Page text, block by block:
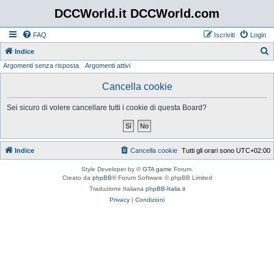
DCCWorld.it DCCWorld.com
FAQ Login
Iscriviti
Indice
Argomenti senza risposta Argomenti attivi
Cancella cookie
Sei sicuro di volere cancellare tutti i cookie di questa Board?
Indice Tutti gli orari sono UTC+02:00
Cancella cookie
Style Developer by ©GTA game Forum.
Creato da phpBB® Forum Software © phpBB Limited
Traduzione Italiana phpBB-Italia.it
Privacy | Condizioni